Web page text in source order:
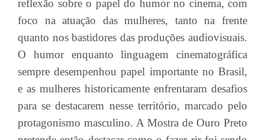
reflexão sobre o papel do humor no cinema, com
foco na atuação das mulheres, tanto na frente
quanto nos bastidores das produções audiovisuais.
O humor enquanto linguagem cinematográfica
sempre desempenhou papel importante no Brasil,
e as mulheres historicamente enfrentaram desafios
para se destacarem nesse território, marcado pelo
protagonismo masculino. A Mostra de Ouro Preto